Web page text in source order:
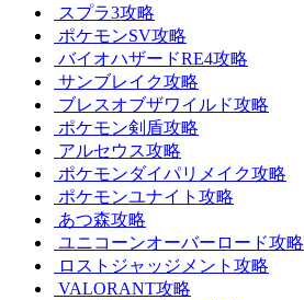
スプラ3攻略
ポケモンSV攻略
バイオハザードRE4攻略
サンブレイク攻略
ブレスオブザワイルド攻略
ポケモン剣盾攻略
アルセウス攻略
ポケモンダイパリメイク攻略
ポケモンユナイト攻略
あつ森攻略
ユニコーンオーバーロード攻略
ロストジャッジメント攻略
VALORANT攻略